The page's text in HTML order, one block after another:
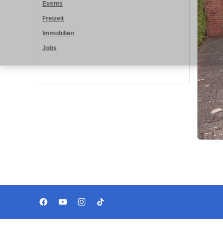
Events
Freizeit
Immobilien
Jobs